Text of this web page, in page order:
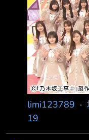
13 【奮闘！
団結で成功な
表現するため
limi123789 ·
19